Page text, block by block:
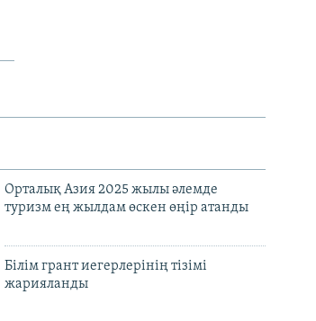
Орталық Азия 2025 жылы әлемде
туризм ең жылдам өскен өңір атанды
Білім грант иегерлерінің тізімі
жарияланды